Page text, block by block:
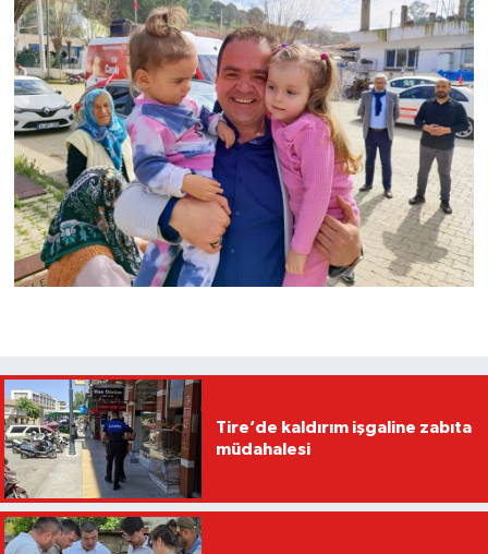
Tire’de kaldırım işgaline zabıta
müdahalesi